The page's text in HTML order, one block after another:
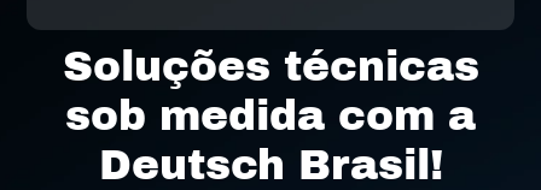
Soluções técnicas
sob medida com a
Deutsch Brasil!